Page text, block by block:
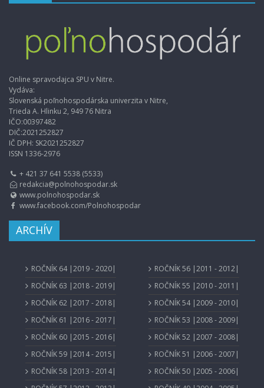
Online spravodajca SPU v Nitre.
Vydáva:
Slovenská poľnohospodárska univerzita v Nitre,
Trieda A. Hlinku 2, 949 76 Nitra
IČO:00397482
DIČ:2021252827
IČ DPH: SK2021252827
ISSN 1336-2976
+ 421 37 641 5538 (5533)
redakcia@polnohospodar.sk
www.polnohospodar.sk
www.facebook.com/Polnohospodar
ARCHÍV
ROČNÍK 64 |2019 - 2020|
ROČNÍK 63 |2018 - 2019|
ROČNÍK 62 |2017 - 2018|
ROČNÍK 61 |2016 - 2017|
ROČNÍK 60 |2015 - 2016|
ROČNÍK 59 |2014 - 2015|
ROČNÍK 58 |2013 - 2014|
ROČNÍK 56 |2011 - 2012|
ROČNÍK 55 |2010 - 2011|
ROČNÍK 54 |2009 - 2010|
ROČNÍK 53 |2008 - 2009|
ROČNÍK 52 |2007 - 2008|
ROČNÍK 51 |2006 - 2007|
ROČNÍK 50 |2005 - 2006|